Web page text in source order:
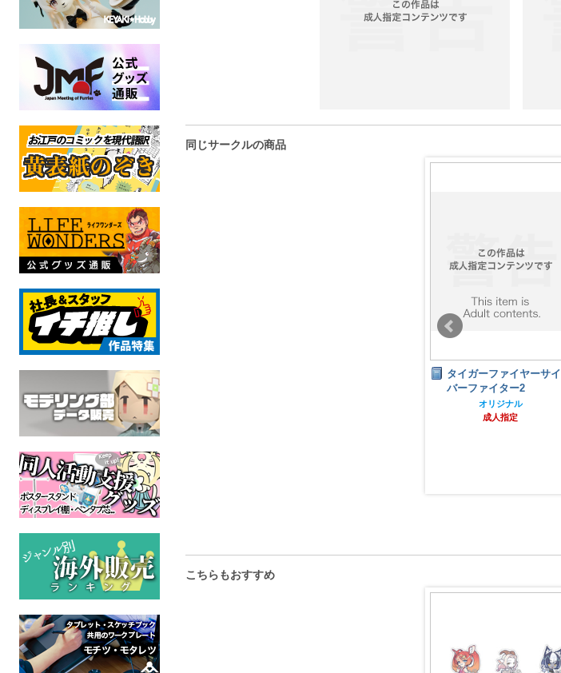
同じサークルの商品
サモラバーキーホルダ
東京放課後サモナーズ
全年齢
SEXPO!!予約無しですぐ
挿入れる
タイガーファイヤーサイ
バーファイター2
オリジナル
成人指定
こちらもおすすめ